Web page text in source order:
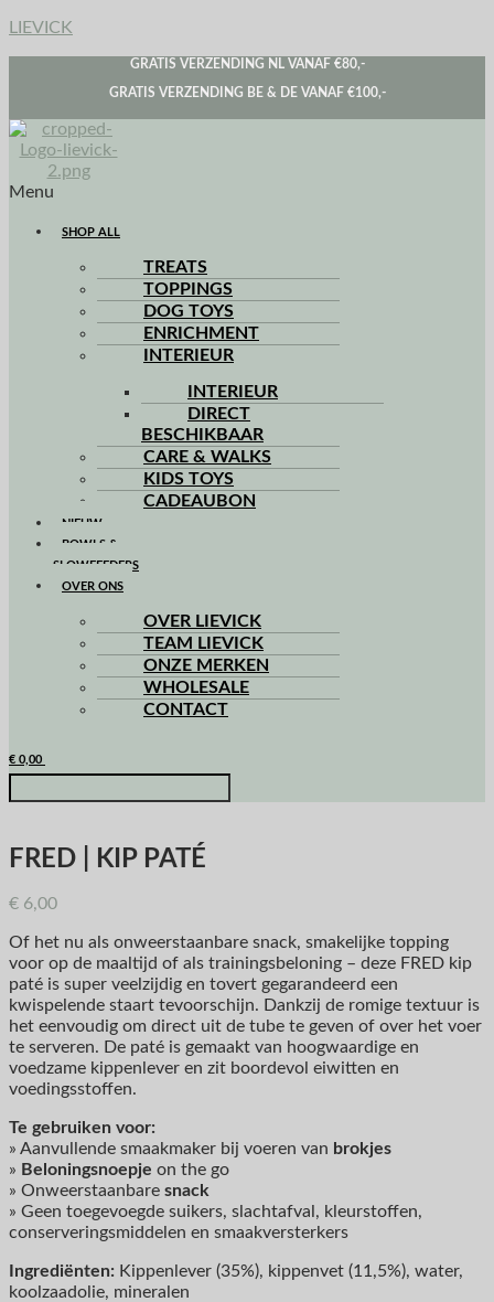
LIEVICK
GRATIS VERZENDING NL VANAF €80,-
GRATIS VERZENDING BE & DE VANAF €100,-
Menu
SHOP ALL
TREATS
TOPPINGS
DOG TOYS
ENRICHMENT
INTERIEUR
INTERIEUR
DIRECT
BESCHIKBAAR
CARE & WALKS
KIDS TOYS
CADEAUBON
NIEUW
BOWLS &
SLOWFEEDERS
OVER ONS
OVER LIEVICK
TEAM LIEVICK
ONZE MERKEN
WHOLESALE
CONTACT
€ 0,00
FRED | KIP PATÉ
€ 6,00
Of het nu als onweerstaanbare snack, smakelijke topping
voor op de maaltijd of als trainingsbeloning – deze FRED kip
paté is super veelzijdig en tovert gegarandeerd een
kwispelende staart tevoorschijn. Dankzij de romige textuur is
het eenvoudig om direct uit de tube te geven of over het voer
te serveren. De paté is gemaakt van hoogwaardige en
voedzame kippenlever en zit boordevol eiwitten en
voedingsstoffen.
Te gebruiken voor:
» Aanvullende smaakmaker bij voeren van brokjes
» Beloningsnoepje on the go
» Onweerstaanbare snack
» Geen toegevoegde suikers, slachtafval, kleurstoffen,
conserveringsmiddelen en smaakversterkers
Ingrediënten: Kippenlever (35%), kippenvet (11,5%), water,
koolzaadolie, mineralen